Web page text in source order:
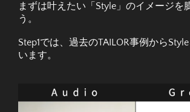
まずは叶えたい「Style」のイメージを
う。
Step1では、過去のTAILOR事例から
います。